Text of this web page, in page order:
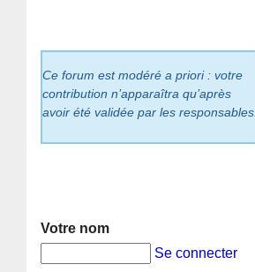
Ce forum est modéré a priori : votre
contribution n’apparaîtra qu’après
avoir été validée par les responsables.
Votre nom
Se connecter